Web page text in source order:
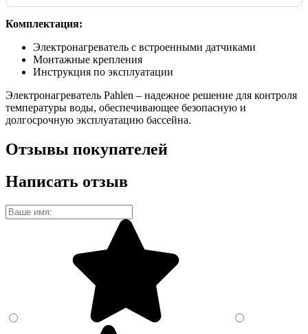
Комплектация:
Электронагреватель с встроенными датчиками
Монтажные крепления
Инструкция по эксплуатации
Электронагреватель Pahlen – надежное решение для контроля
температуры воды, обеспечивающее безопасную и
долгосрочную эксплуатацию бассейна.
Отзывы покупателей
Написать отзыв